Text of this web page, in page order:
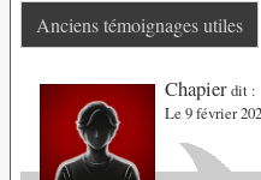
Anciens témoignages utiles
Chapierdit :
Le 9 février